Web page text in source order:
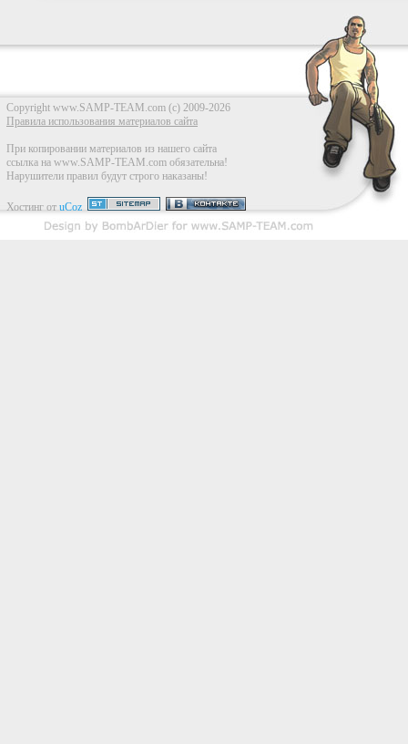
Copyright www.SAMP-TEAM.com (c) 2009-2026
Правила использования материалов сайта
При копировании материалов из нашего сайта
ссылка на www.SAMP-TEAM.com обязательна!
Нарушители правил будут строго наказаны!
Хостинг от uCoz